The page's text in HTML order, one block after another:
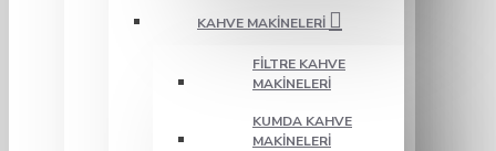
KAHVE MAKINELERI
FILTRE KAHVE
MAKINELERI
KUMDA KAHVE
MAKINELERI